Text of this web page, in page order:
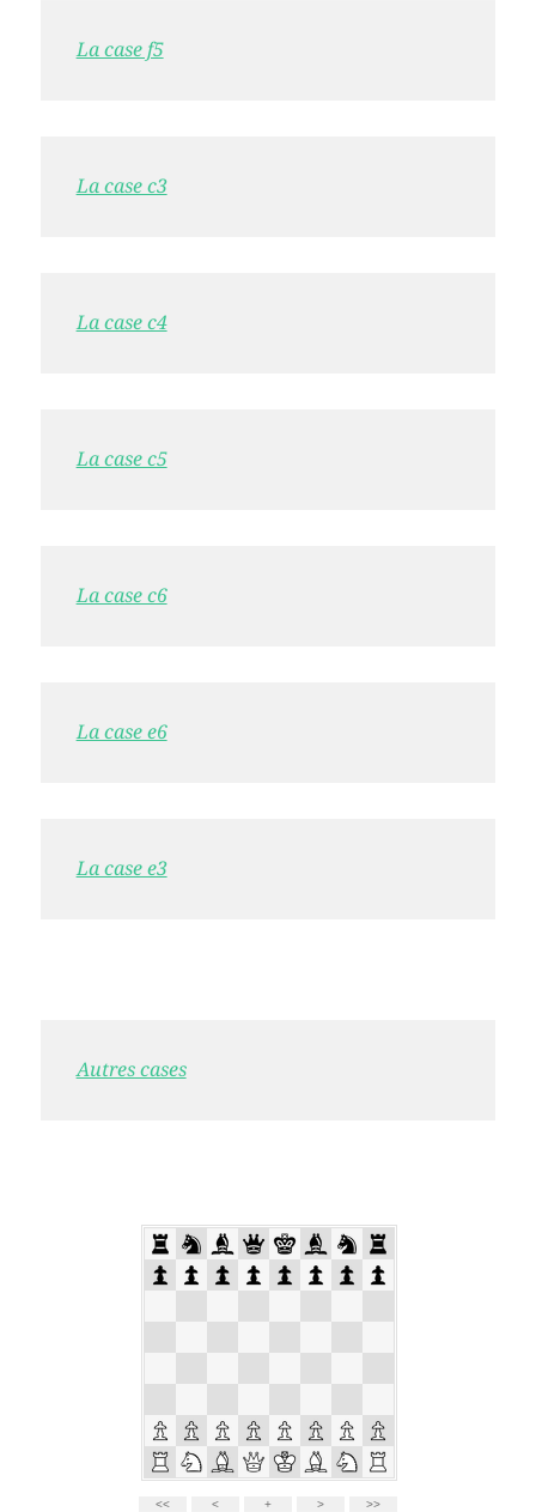
La case f5
La case c3
La case c4
La case c5
La case c6
La case e6
La case e3
Autres cases